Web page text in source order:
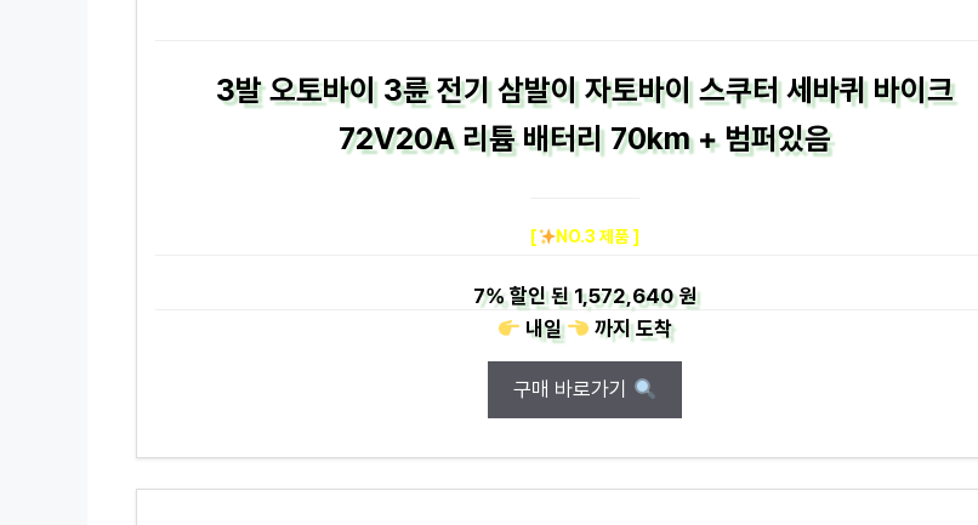
3발 오토바이 3륜 전기 삼발이 자토바이 스쿠터 세바퀴 바이크
72V20A 리튬 배터리 70km + 범퍼있음
[ NO.3 제품 ]
7%할인 된1,572,640 원
내일
까지도착
구매 바로가기